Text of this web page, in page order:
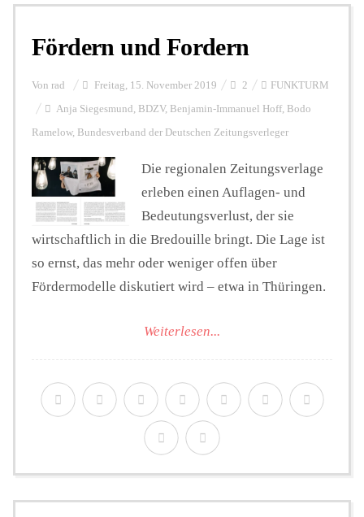
Personalien
Hintergrund
FUNKTURM-Beiträge
Podcast
Seminare
Fördern und Fordern
Von rad Freitag, 15. November 2019 2 FUNKTURM
Anja Siegesmund , BDZV, Benjamin-Immanuel Hoff, Bodo
Ramelow, Bundesverband der Deutschen Zeitungsverleger
Die regionalen Zeitungsverlage
erleben einen Auflagen- und
Bedeutungsverlust, der sie
wirtschaftlich in die Bredouille bringt. Die Lage ist
so ernst, das mehr oder weniger offen über
Fördermodelle diskutiert wird – etwa in Thüringen.
Weiterlesen...